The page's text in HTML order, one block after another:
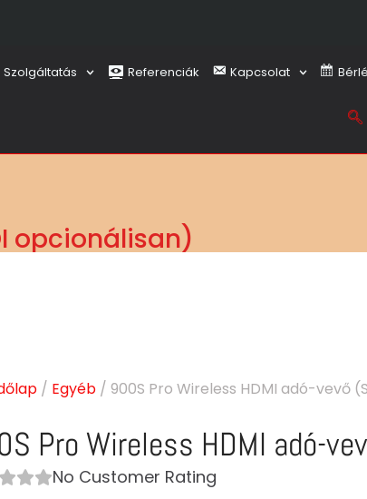
Szolgáltatás Referenciák Kapcsolat
opcionálisan)
/ Egyéb/ 900S Pro Wireless HDMI adó-vevő
Pro Wireless HDMI adó-
No Customer Rating